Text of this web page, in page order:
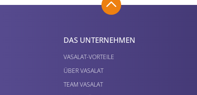
DAS UNTERNEHMEN
VASALAT-VORTEILE
ÜBER VASALAT
TEAM VASALAT